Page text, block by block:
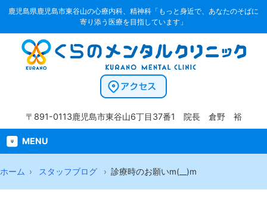
鹿児島県鹿児島市東谷山の心療内科、精神科「もっと身近で、あなたのそばに
寄り添う医療を目指しています」
〒891-0113鹿児島市東谷山6丁目37番1 院長 倉野 裕
MENU
ホーム スタッフブログ 診療時のお願いm(__)m